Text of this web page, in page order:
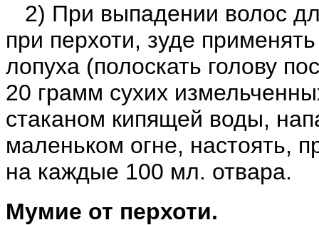
2) При выпадении волос
при перхоти, зуде
лопуха (полоскать голову
20 грамм сухих
стаканом кипящей воды,
маленьком огне, настоять,
на каждые 100 мл. отвара.
Мумие от перхоти.